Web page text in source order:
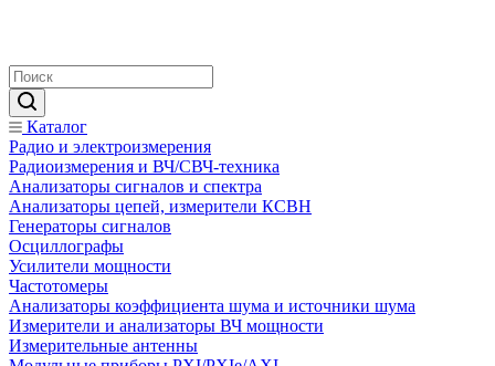
Каталог
Радио и электроизмерения
Радиоизмерения и ВЧ/СВЧ-техника
Анализаторы сигналов и спектра
Анализаторы цепей, измерители КСВН
Генераторы сигналов
Осциллографы
Усилители мощности
Частотомеры
Анализаторы коэффициента шума и источники шума
Измерители и анализаторы ВЧ мощности
Измерительные антенны